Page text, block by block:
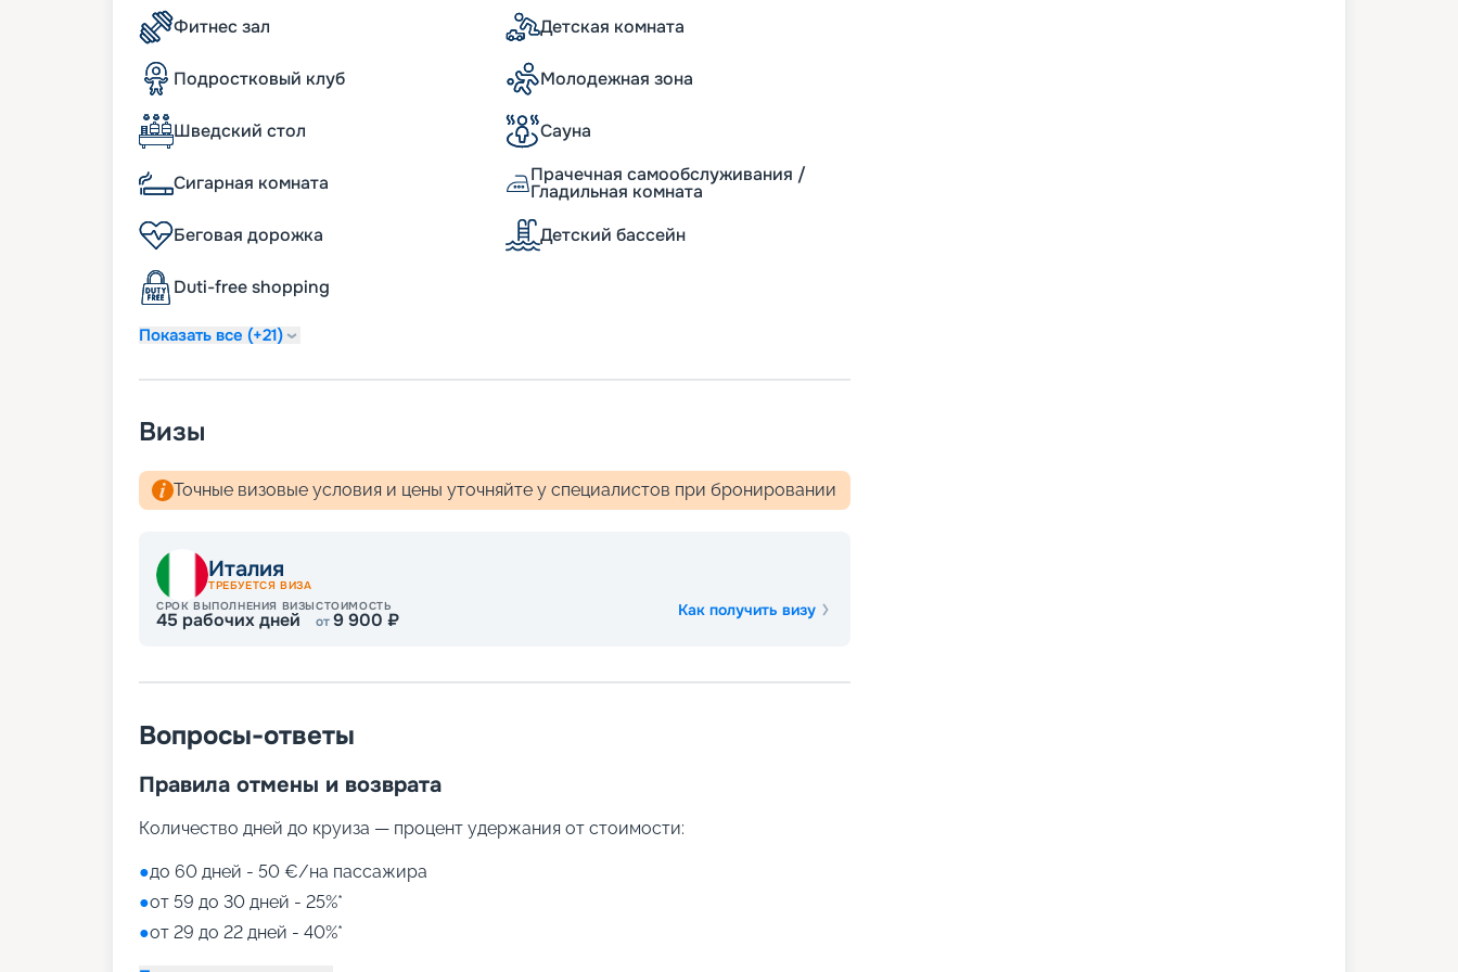
услугой раннего бронирования, чтобы у них была возможность приобрести
лучшие путевки. Также вы можете заранее познакомиться с обзорами экскурсий,
Фитнес зал Детская комната
Подростковый клуб Молодежная зона
Шведский стол Сауна
Сигарная комната Прачечная самообслуживания /
Гладильная комната
Беговая дорожка
Детский бассейн
Duti-free shopping
Показать все (+21)
Визы
Точные визовые условия и цены уточняйте у специалистов при бронировании
Италия
ТРЕБУЕТСЯ ВИЗА
СРОК ВЫПОЛНЕНИЯ ВИЗЫ
45 рабочих дней
СТОИМОСТЬ
от9 900 ₽ Как получить визу
Вопросы-ответы
Правила отмены и возврата
Количество дней до круиза — процент удержания от стоимости:
●до 60 дней - 50 €/на пассажира
●от 59 до 30 дней - 25%*
●от 29 до 22 дней - 40%*